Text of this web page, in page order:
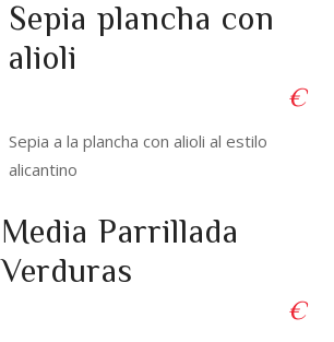
Sepia plancha con
alioli
€
Sepia a la plancha con alioli al estilo
alicantino
Media Parrillada
Verduras
€